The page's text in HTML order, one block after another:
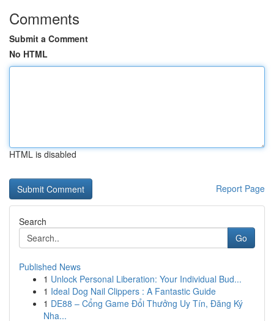
Comments
Submit a Comment
No HTML
HTML is disabled
Report Page
Search
Go
Published News
1 Unlock Personal Liberation: Your Individual Bud...
1 Ideal Dog Nail Clippers : A Fantastic Guide
1 DE88 – Cổng Game Đổi Thưởng Uy Tín, Đăng Ký
Nha...